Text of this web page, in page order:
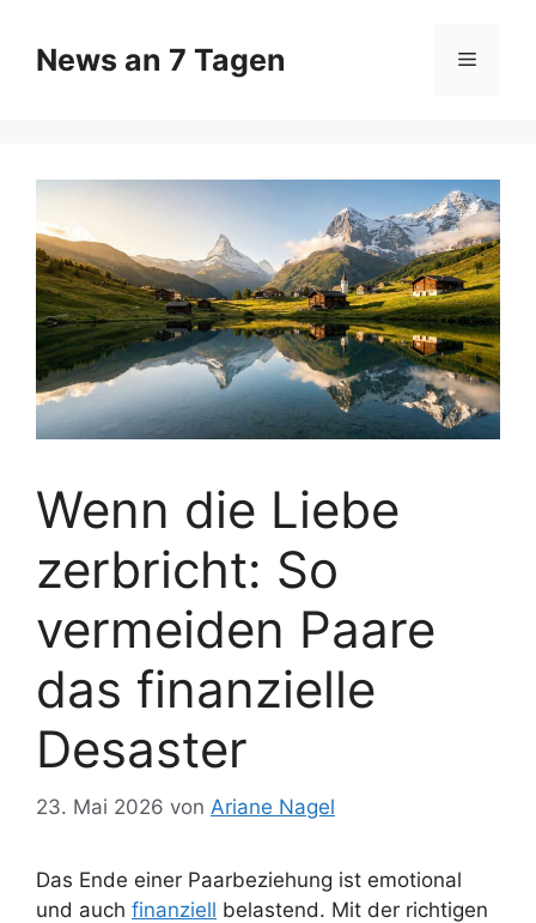
Inhalt
springen
News an 7 Tagen Menü
Wenn die Liebe
zerbricht: So
vermeiden Paare
das finanzielle
Desaster
23. Mai 2026 von Ariane Nagel
Das Ende einer Paarbeziehung ist emotional
und auch finanziell belastend. Mit der richtigen